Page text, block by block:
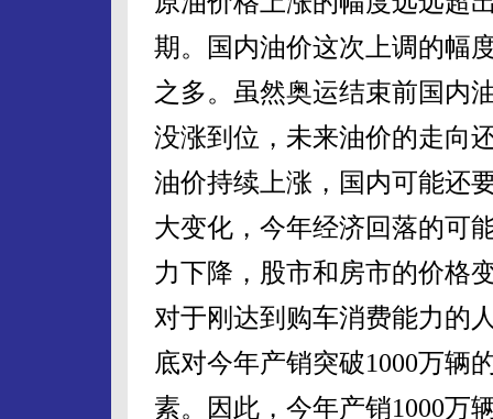
期。国内油价这次上调的幅
之多。虽然奥运结束前国内
没涨到位，未来油价的走向
油价持续上涨，国内可能还
大变化，今年经济回落的可
力下降，股市和房市的价格
对于刚达到购车消费能力的
底对今年产销突破1000万辆
素。因此，今年产销1000万